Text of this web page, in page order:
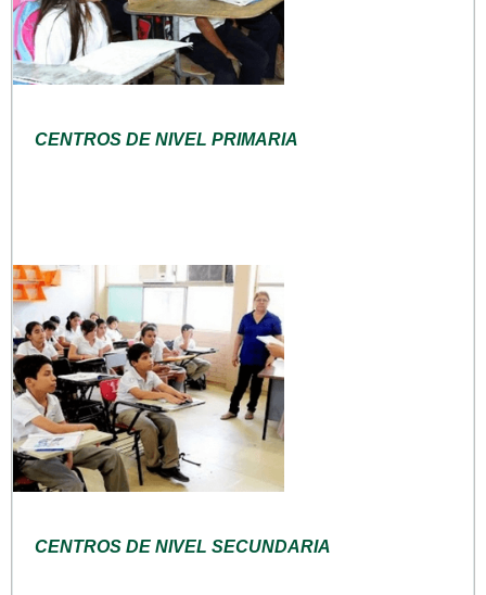
CENTROS DE NIVEL PRIMARIA
CENTROS DE NIVEL SECUNDARIA